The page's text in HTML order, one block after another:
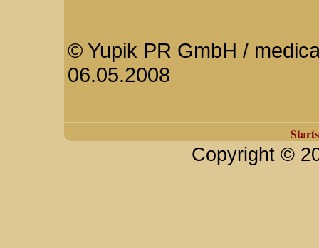
© Yupik PR GmbH /
06.05.2008
Copyright ©